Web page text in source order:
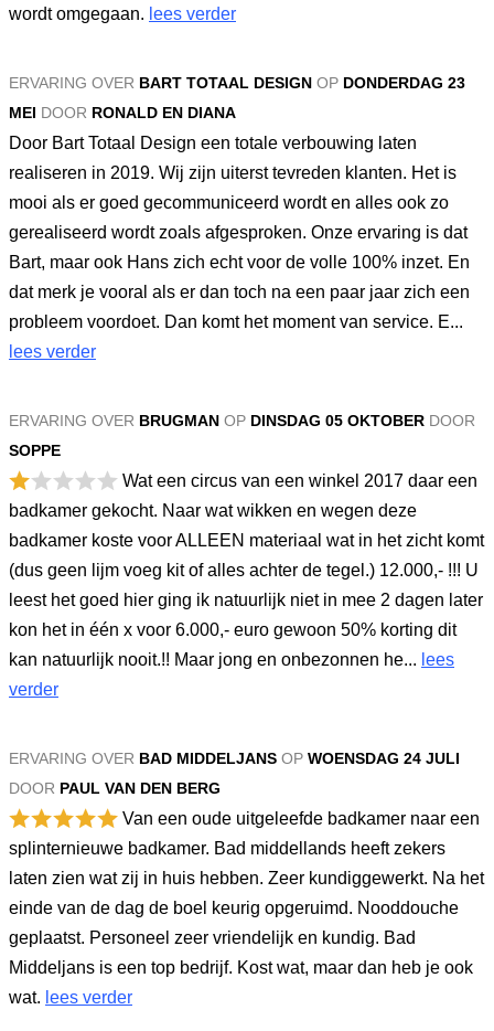
wordt omgegaan. lees verder
ERVARING OVER BART TOTAAL DESIGN OP DONDERDAG 23
MEI DOOR RONALD EN DIANA
Door Bart Totaal Design een totale verbouwing laten
realiseren in 2019. Wij zijn uiterst tevreden klanten. Het is
mooi als er goed gecommuniceerd wordt en alles ook zo
gerealiseerd wordt zoals afgesproken. Onze ervaring is dat
Bart, maar ook Hans zich echt voor de volle 100% inzet. En
dat merk je vooral als er dan toch na een paar jaar zich een
probleem voordoet. Dan komt het moment van service. E...
lees verder
ERVARING OVER BRUGMAN OP DINSDAG 05 OKTOBER DOOR
SOPPE
Wat een circus van een winkel 2017 daar een
badkamer gekocht. Naar wat wikken en wegen deze
badkamer koste voor ALLEEN materiaal wat in het zicht komt
(dus geen lijm voeg kit of alles achter de tegel.) 12.000,- !!! U
leest het goed hier ging ik natuurlijk niet in mee 2 dagen later
kon het in één x voor 6.000,- euro gewoon 50% korting dit
kan natuurlijk nooit.!! Maar jong en onbezonnen he... lees
verder
ERVARING OVER BAD MIDDELJANS OP WOENSDAG 24 JULI
DOOR PAUL VAN DEN BERG
Van een oude uitgeleefde badkamer naar een
splinternieuwe badkamer. Bad middellands heeft zekers
laten zien wat zij in huis hebben. Zeer kundiggewerkt. Na het
einde van de dag de boel keurig opgeruimd. Nooddouche
geplaatst. Personeel zeer vriendelijk en kundig. Bad
Middeljans is een top bedrijf. Kost wat, maar dan heb je ook
wat. lees verder